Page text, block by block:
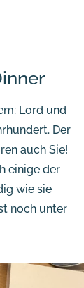
Lord und
Der
auch Sie!
einige der
wie sie
noch unter